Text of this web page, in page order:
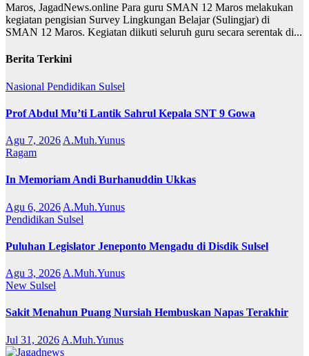
Maros, JagadNews.online Para guru SMAN 12 Maros melakukan
kegiatan pengisian Survey Lingkungan Belajar (Sulingjar) di
SMAN 12 Maros. Kegiatan diikuti seluruh guru secara serentak di...
Berita Terkini
Nasional Pendidikan Sulsel
Prof Abdul Mu’ti Lantik Sahrul Kepala SNT 9 Gowa
Agu 7, 2026 A.Muh.Yunus
Ragam
In Memoriam Andi Burhanuddin Ukkas
Agu 6, 2026 A.Muh.Yunus
Pendidikan Sulsel
Puluhan Legislator Jeneponto Mengadu di Disdik Sulsel
Agu 3, 2026 A.Muh.Yunus
New Sulsel
Sakit Menahun Puang Nursiah Hembuskan Napas Terakhir
Jul 31, 2026 A.Muh.Yunus